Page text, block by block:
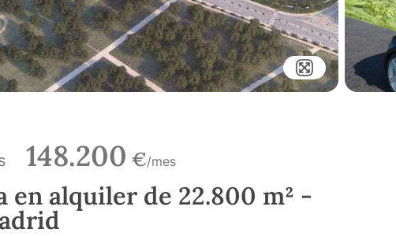
148.200 €/mes
en alquiler de 22.800 m² -